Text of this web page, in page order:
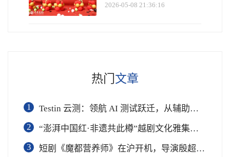
2026-05-08 21:36:16
热门 文章
1
Testin 云测：领航 AI 测试跃迁，从辅助工具到软件工程基础设施
2
“澎湃中国红·非遗共此樽”越剧文化雅集在杭举行
3
短剧《魔都营养师》在沪开机，导演殷超携手礼仪专家周思敏聚焦国民健康